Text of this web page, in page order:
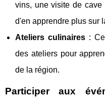
vins, une visite de
d'en apprendre plus sur
Ateliers culinaires:
des ateliers pour
de la région.
Participer aux